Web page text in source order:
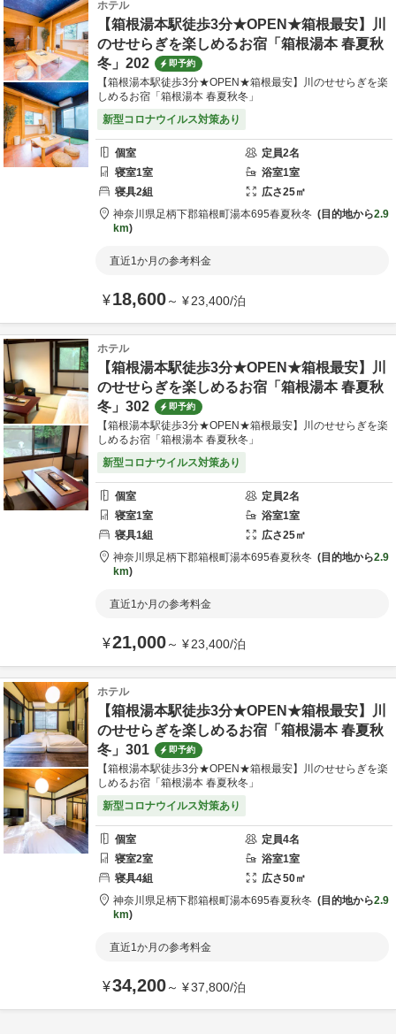
ホテル
【箱根湯本駅徒歩3分★OPEN★箱根最安】川
のせせらぎを楽しめるお宿「箱根湯本 春夏秋
冬」202
即予約
【箱根湯本駅徒歩3分★OPEN★箱根最安】川のせせらぎを楽
しめるお宿「箱根湯本 春夏秋冬」
新型コロナウイルス対策あり
個室 定員2名
寝室1室 浴室1室
寝具2組 広さ25㎡
神奈川県足柄下郡箱根町湯本695春夏秋冬 目的地から2.9
km
直近1か月の参考料金
¥18,600～ ¥23,400/泊
ホテル
【箱根湯本駅徒歩3分★OPEN★箱根最安】川
のせせらぎを楽しめるお宿「箱根湯本 春夏秋
冬」302
即予約
【箱根湯本駅徒歩3分★OPEN★箱根最安】川のせせらぎを楽
しめるお宿「箱根湯本 春夏秋冬」
新型コロナウイルス対策あり
個室 定員2名
寝室1室 浴室1室
寝具1組 広さ25㎡
神奈川県足柄下郡箱根町湯本695春夏秋冬 目的地から2.9
km
直近1か月の参考料金
¥21,000～ ¥23,400/泊
ホテル
【箱根湯本駅徒歩3分★OPEN★箱根最安】川
のせせらぎを楽しめるお宿「箱根湯本 春夏秋
冬」301
即予約
【箱根湯本駅徒歩3分★OPEN★箱根最安】川のせせらぎを楽
しめるお宿「箱根湯本 春夏秋冬」
新型コロナウイルス対策あり
個室 定員4名
寝室2室 浴室1室
寝具4組 広さ50㎡
神奈川県足柄下郡箱根町湯本695春夏秋冬 目的地から2.9
km
直近1か月の参考料金
¥34,200～ ¥37,800/泊